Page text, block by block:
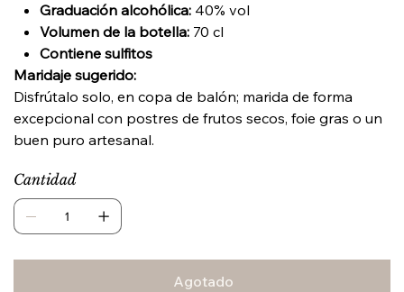
Graduación alcohólica:40% vol
Volumen de la botella:70 cl
Contiene sulfitos
Maridaje sugerido:
Disfrútalo solo, en copa de balón; marida de forma
excepcional con postres de frutos secos, foie gras o un
buen puro artesanal.
Cantidad
Agotado